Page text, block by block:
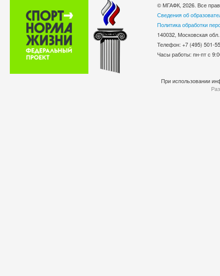
© МГАФК, 2026. Все
Сведения об
Политика обработки
140032, Московская
Телефон: +7 (495)
Часы работы: пн-пт с
При использовании